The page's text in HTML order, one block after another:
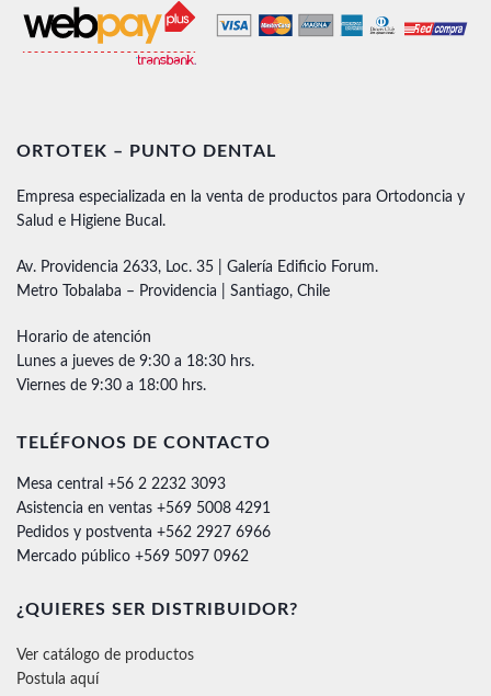
ORTOTEK – PUNTO DENTAL
Empresa especializada en la venta de productos para Ortodoncia y
Salud e Higiene Bucal.
Av. Providencia 2633, Loc. 35 | Galería Edificio Forum.
Metro Tobalaba – Providencia | Santiago, Chile
Horario de atención
Lunes a jueves de 9:30 a 18:30 hrs.
Viernes de 9:30 a 18:00 hrs.
TELÉFONOS DE CONTACTO
Mesa central +56 2 2232 3093
Asistencia en ventas +569 5008 4291
Pedidos y postventa +562 2927 6966
Mercado público +569 5097 0962
¿QUIERES SER DISTRIBUIDOR?
Ver catálogo de productos
Postula aquí